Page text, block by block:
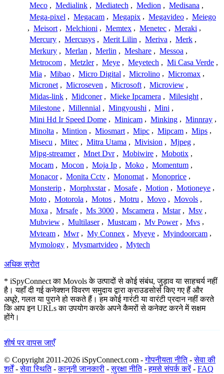
Meco , Medialink , Mediatech , Medion , Medisana ,
Mega-pixel , Megacam , Megapix , Megavideo , Meiego
, Meisort , Melchioni , Memtex , Menetec , Meraki ,
Mercury , Mercusys , Merit Lilin , Meriva , Merk ,
Merkury , Merlan , Merlin , Meshare , Messoa ,
Metrocom , Metzler , Meye , Meyetech , Mi Casa Verde ,
Mia , Mibao , Micro Digital , Microlino , Micromax ,
Micronet , Microseven , Microsoft , Microview ,
Midas-link , Midconer , Mieke Ipcamera , Milesight ,
Milestone , Millennial , Mingyoushi , Mini ,
Mini Hd Ir Speed Dome , Minicam , Minking , Minnray ,
Minolta , Mintion , Miosmart , Mipc , Mipcam , Mips ,
Misecu , Mitec , Mitra Utama , Mivision , Mjpeg ,
Mjpg-streamer , Mnet Dvr , Mobiwire , Mobotix ,
Mocam , Mocon , Moja Ip , Moko , Momentum ,
Monacor , Monita Cctv , Monomat , Monoprice ,
Monsterip , Morphxstar , Mosafe , Motion , Motioneye ,
Moto , Motorola , Motos , Motru , Movo , Movols ,
Moxa , Mrsafe , Ms 3000 , Mscamera , Mstar , Msv ,
Mubview , Multilaser , Mustcam , Mv Power , Mvs ,
Mvteam , Mwr , My Connex , Myeye , Myindoorcam ,
Mymology , Mysmartvideo , Mytech
अधिक स्रोत
* iSpyConnect का Movols के उत्पादों से कोई संबंध, जुड़ाव या साहचर्य नहीं
है। यहाँ दी गई कनेक्शन विवरण समुदाय द्वारा क्राउडसोर्स किए गए हैं और
अधूरे, गलत या पुराने हो सकते हैं। हम कोई गारंटी या वारंटी प्रदान नहीं करते
कि आप इन URLs का उपयोग करके अपने कैमरों से कनेक्ट करने में सक्षम
होंगे।
शीर्ष पर वापस जाएँ
© Copyright 2011-2026 iSpyConnect.com -गोपनीयता नीति-सेवा की
शर्तें-सेवा स्थिति-कानूनी जानकारी -सुरक्षा नीति-हमसे संपर्क करें- FAQ